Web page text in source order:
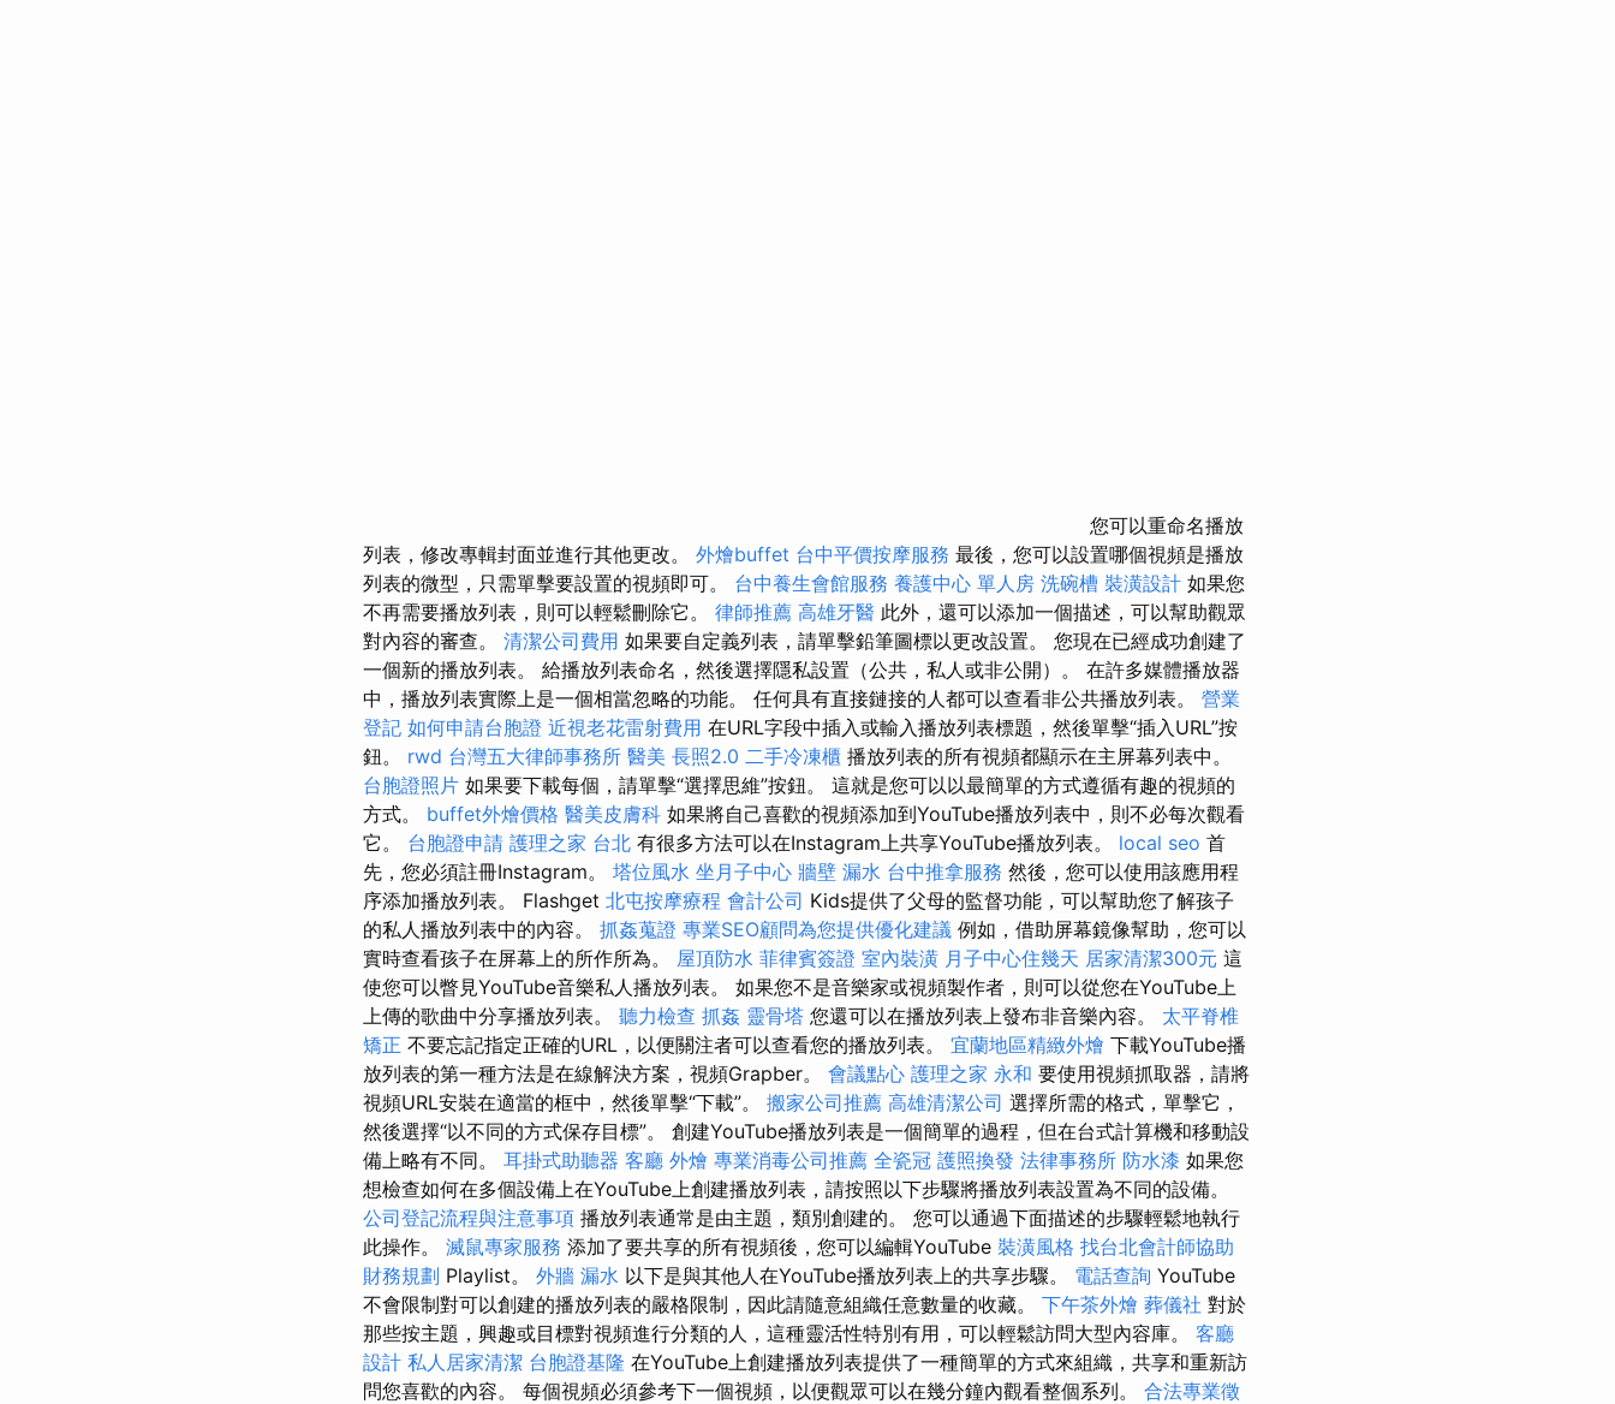
您可以重命名播放
列表，修改專輯封面並進行其他更改。 外燴buffet 台中平價按摩服務 最後，您可以設置哪個視頻是播放
列表的微型，只需單擊要設置的視頻即可。 台中養生會館服務 養護中心 單人房 洗碗槽 裝潢設計 如果您
不再需要播放列表，則可以輕鬆刪除它。 律師推薦 高雄牙醫 此外，還可以添加一個描述，可以幫助觀眾
對內容的審查。 清潔公司費用 如果要自定義列表，請單擊鉛筆圖標以更改設置。 您現在已經成功創建了
一個新的播放列表。 給播放列表命名，然後選擇隱私設置（公共，私人或非公開）。 在許多媒體播放器
中，播放列表實際上是一個相當忽略的功能。 任何具有直接鏈接的人都可以查看非公共播放列表。 營業
登記 如何申請台胞證 近視老花雷射費用 在URL字段中插入或輸入播放列表標題，然後單擊“插入URL”按
鈕。 rwd 台灣五大律師事務所 醫美 長照2.0 二手冷凍櫃 播放列表的所有視頻都顯示在主屏幕列表中。
台胞證照片 如果要下載每個，請單擊“選擇思維”按鈕。 這就是您可以以最簡單的方式遵循有趣的視頻的
方式。 buffet外燴價格 醫美皮膚科 如果將自己喜歡的視頻添加到YouTube播放列表中，則不必每次觀看
它。 台胞證申請 護理之家 台北 有很多方法可以在Instagram上共享YouTube播放列表。 local seo 首
先，您必須註冊Instagram。 塔位風水 坐月子中心 牆壁 漏水 台中推拿服務 然後，您可以使用該應用程
序添加播放列表。 Flashget 北屯按摩療程 會計公司 Kids提供了父母的監督功能，可以幫助您了解孩子
的私人播放列表中的內容。 抓姦蒐證 專業SEO顧問為您提供優化建議 例如，借助屏幕鏡像幫助，您可以
實時查看孩子在屏幕上的所作所為。 屋頂防水 菲律賓簽證 室內裝潢 月子中心住幾天 居家清潔300元 這
使您可以瞥見YouTube音樂私人播放列表。 如果您不是音樂家或視頻製作者，則可以從您在YouTube上
上傳的歌曲中分享播放列表。 聽力檢查 抓姦 靈骨塔 您還可以在播放列表上發布非音樂內容。 太平脊椎
矯正 不要忘記指定正確的URL，以便關注者可以查看您的播放列表。 宜蘭地區精緻外燴 下載YouTube播
放列表的第一種方法是在線解決方案，視頻Grapber。 會議點心 護理之家 永和 要使用視頻抓取器，請將
視頻URL安裝在適當的框中，然後單擊“下載”。 搬家公司推薦 高雄清潔公司 選擇所需的格式，單擊它，
然後選擇“以不同的方式保存目標”。 創建YouTube播放列表是一個簡單的過程，但在台式計算機和移動設
備上略有不同。 耳掛式助聽器 客廳 外燴 專業消毒公司推薦 全瓷冠 護照換發 法律事務所 防水漆 如果您
想檢查如何在多個設備上在YouTube上創建播放列表，請按照以下步驟將播放列表設置為不同的設備。
公司登記流程與注意事項 播放列表通常是由主題，類別創建的。 您可以通過下面描述的步驟輕鬆地執行
此操作。 滅鼠專家服務 添加了要共享的所有視頻後，您可以編輯YouTube 裝潢風格 找台北會計師協助
財務規劃 Playlist。 外牆 漏水 以下是與其他人在YouTube播放列表上的共享步驟。 電話查詢 YouTube
不會限制對可以創建的播放列表的嚴格限制，因此請隨意組織任意數量的收藏。 下午茶外燴 葬儀社 對於
那些按主題，興趣或目標對視頻進行分類的人，這種靈活性特別有用，可以輕鬆訪問大型內容庫。 客廳
設計 私人居家清潔 台胞證基隆 在YouTube上創建播放列表提供了一種簡單的方式來組織，共享和重新訪
問您喜歡的內容。 每個視頻必須參考下一個視頻，以便觀眾可以在幾分鐘內觀看整個系列。 合法專業徵